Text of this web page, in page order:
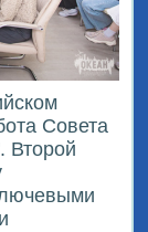
Совета
Второй